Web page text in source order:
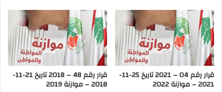
قرار رقم 04 – 2021 تاريخ 25-11-
2021 – موازنة 2022
قرار رقم 48 – 2018 تاريخ 21-11-
2018 – موازنة 2019